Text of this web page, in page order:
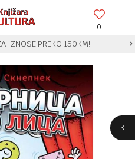
0
IZNOSE PREKO 150KM!